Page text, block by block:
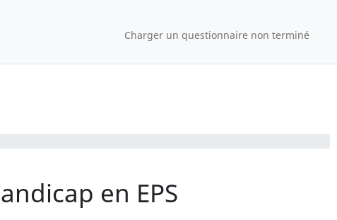
Charger un questionnaire non terminé
en EPS